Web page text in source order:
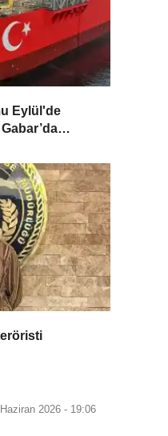
Eylül'de
2026 - 19:06